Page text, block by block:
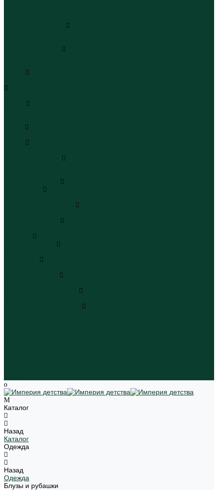
Каталог
Назад
Каталог
Одежда
Назад
Одежда
Блузы и рубашки